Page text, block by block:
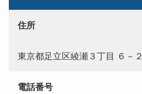
住所
東京都足立区綾瀬３丁目 ６－２
電話番号